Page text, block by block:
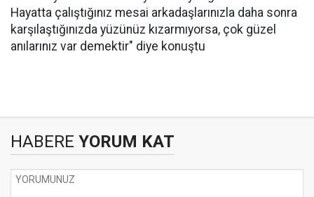
Hayatta çalıştığınız mesai arkadaşlarınızla daha sonra
karşılaştığınızda yüzünüz kızarmıyorsa, çok güzel
anılarınız var demektir" diye konuştu
HABERE YORUM KAT